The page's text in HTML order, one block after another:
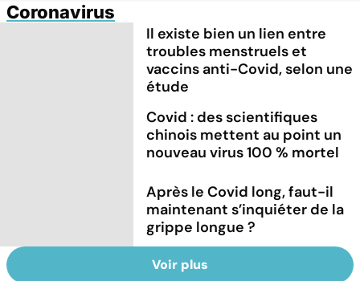
Coronavirus
Il existe bien un lien entre
troubles menstruels et
vaccins anti-Covid, selon une
étude
Covid : des scientifiques
chinois mettent au point un
nouveau virus 100 % mortel
Après le Covid long, faut-il
maintenant s’inquiéter de la
grippe longue ?
Voir plus